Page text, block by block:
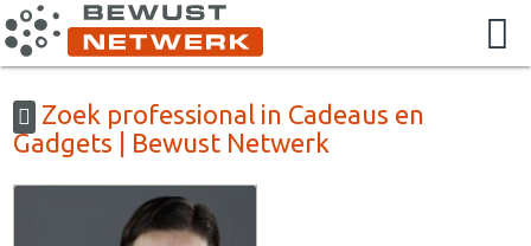
Zoek professional in Cadeaus en
Gadgets | Bewust Netwerk